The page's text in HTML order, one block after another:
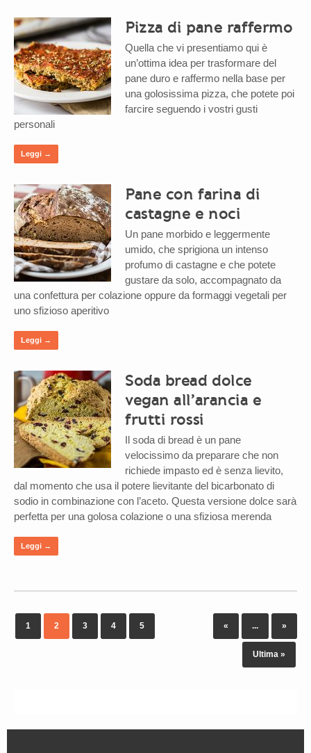
Pizza di pane raffermo
Quella che vi presentiamo qui è
un’ottima idea per trasformare del
pane duro e raffermo nella base per
una golosissima pizza, che potete poi
farcire seguendo i vostri gusti
personali
Leggi →
Pane con farina di
castagne e noci
Un pane morbido e leggermente
umido, che sprigiona un intenso
profumo di castagne e che potete
gustare da solo, accompagnato da
una confettura per colazione oppure da formaggi vegetali per
uno sfizioso aperitivo
Leggi →
Soda bread dolce
vegan all’arancia e
frutti rossi
Il soda di bread è un pane
velocissimo da preparare che non
richiede impasto ed è senza lievito,
dal momento che usa il potere lievitante del bicarbonato di
sodio in combinazione con l’aceto. Questa versione dolce sarà
perfetta per una golosa colazione o una sfiziosa merenda
Leggi →
«
1 2 3 4 5 ... »
Ultima »